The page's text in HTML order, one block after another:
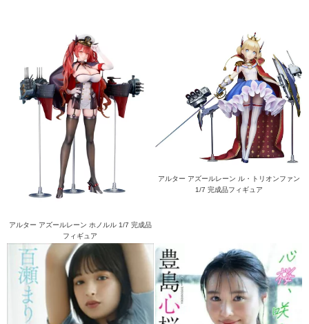
アルター アズールレーン ホノルル 1/7 完成品
フィギュア
アルター アズールレーン ル・トリオンファン
1/7 完成品フィギュア